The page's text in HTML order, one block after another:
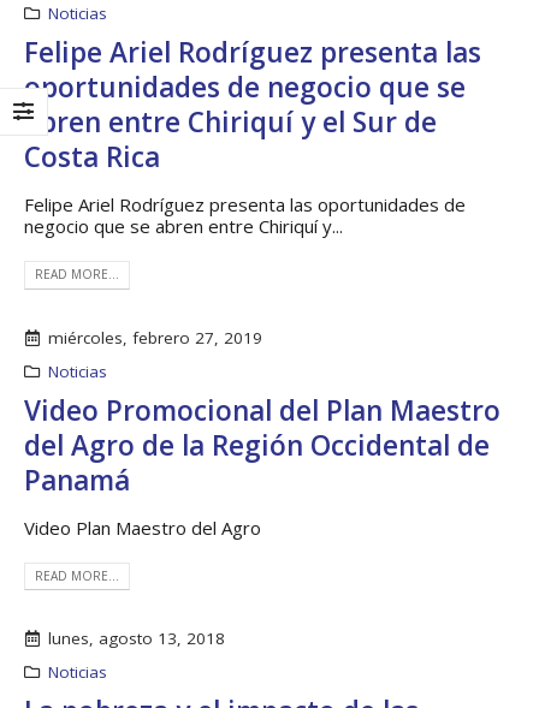
Noticias
Felipe Ariel Rodríguez presenta las
oportunidades de negocio que se
abren entre Chiriquí y el Sur de
Costa Rica
Felipe Ariel Rodríguez presenta las oportunidades de
negocio que se abren entre Chiriquí y...
READ MORE...
miércoles, febrero 27, 2019
Noticias
Video Promocional del Plan Maestro
del Agro de la Región Occidental de
Panamá
Video Plan Maestro del Agro
READ MORE...
lunes, agosto 13, 2018
Noticias
2029
27 diciembre, 2024
Presentación de
Avances del proyecto
Soluciones Integrales
de Acceso Universal a
la Energía
Encuentro de
Lideresas para
Fortalecimiento
Integral de la
31 julio, 2024